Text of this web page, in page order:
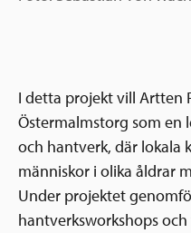
I detta projekt vill Artten
Östermalmstorg som en
och hantverk, där lokala
människor i olika åldrar
Under projektet
hantverksworkshops